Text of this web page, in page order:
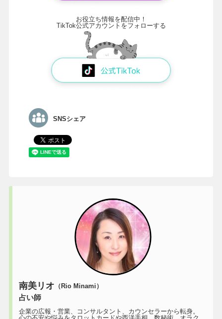
お役立ち情報を配信中！
TikTok公式アカウントをフォローする
SNSシェア
南美リオ （Rio Minami）
占い師
企業の広報・営業、コンサルタント、カウンセラーから転身。